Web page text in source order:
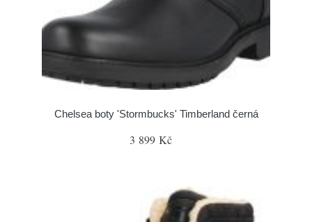
Chelsea boty 'Stormbucks' Timberland černá
3 899 Kč